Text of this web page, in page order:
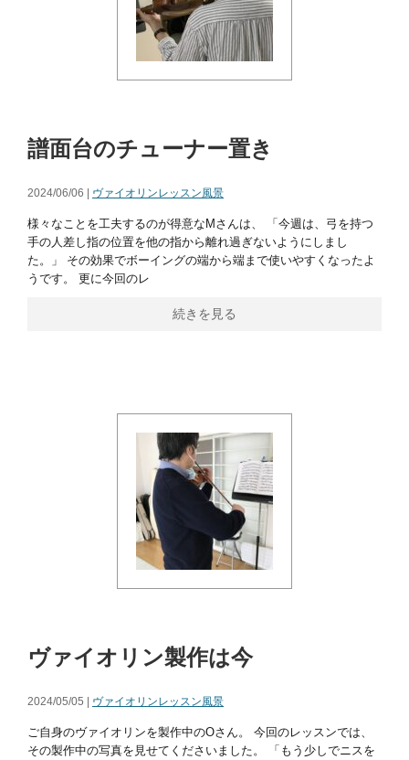
譜面台のチューナー置き
2024/06/06 | ヴァイオリンレッスン風景
様々なことを工夫するのが得意なMさんは、 「今週は、弓を持つ
手の人差し指の位置を他の指から離れ過ぎないようにしまし
た。」 その効果でボーイングの端から端まで使いやすくなったよ
うです。 更に今回のレ
続きを見る
ヴァイオリン製作は今
2024/05/05 | ヴァイオリンレッスン風景
ご自身のヴァイオリンを製作中のOさん。 今回のレッスンでは、
その製作中の写真を見せてくださいました。 「もう少しでニスを